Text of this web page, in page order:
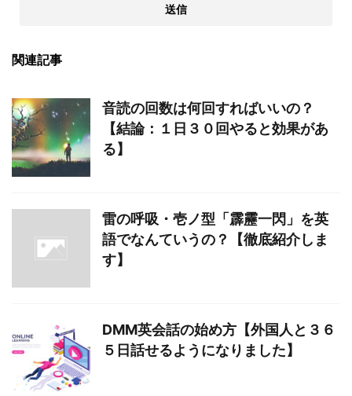
関連記事
音読の回数は何回すればいいの？
【結論：１日３０回やると効果があ
る】
雷の呼吸・壱ノ型「霹靂一閃」を英
語でなんていうの？【徹底紹介しま
す】
DMM英会話の始め方【外国人と３６
５日話せるようになりました】